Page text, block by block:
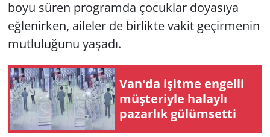
boyu süren programda çocuklar doyasıya
eğlenirken, aileler de birlikte vakit geçirmenin
mutluluğunu yaşadı.
Van'da işitme engelli
müşteriyle halaylı
pazarlık gülümsetti